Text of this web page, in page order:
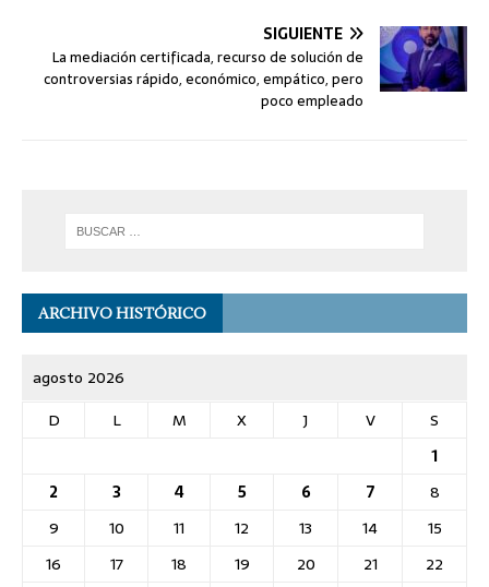
SIGUIENTE
La mediación certificada, recurso de solución de
controversias rápido, económico, empático, pero
poco empleado
ARCHIVO HISTÓRICO
agosto 2026
D
L M X J V
S
1
2
3 4 5 6 7
8
9
10 11 12 13 14
15
16
17 18 19 20 21
22